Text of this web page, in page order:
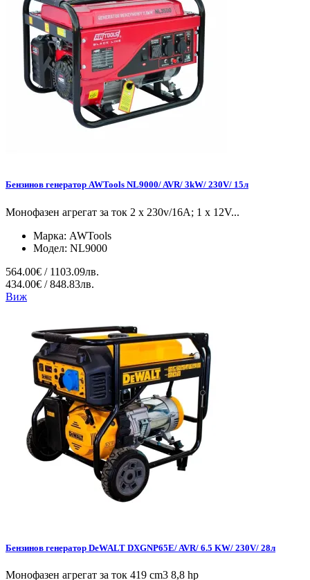
Бензинов генератор AWTools NL9000/ AVR/ 3kW/ 230V/ 15л
Монофазен агрегат за ток 2 x 230v/16A; 1 x 12V...
Марка: AWTools
Модел: NL9000
564.00€ / 1103.09лв.
434.00€ / 848.83лв.
Виж
Бензинов генератор DeWALT DXGNP65E/ AVR/ 6.5 KW/ 230V/ 28л
Монофазен агрегат за ток 419 cm3 8,8 hp